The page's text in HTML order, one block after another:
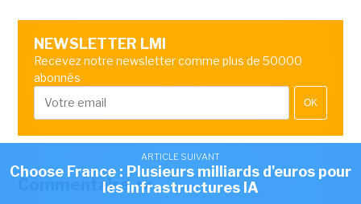
NEWSLETTER LMI
Recevez notre newsletter comme plus de 50000
abonnés
OK
Commentaire
ARTICLE SUIVANT
Choose France : Plusieurs milliards d'euros pour
les infrastructures IA